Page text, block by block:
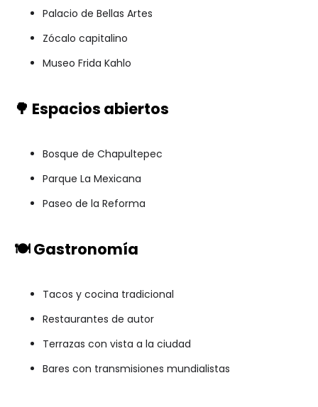
Palacio de Bellas Artes
Zócalo capitalino
Museo Frida Kahlo
🌳 Espacios abiertos
Bosque de Chapultepec
Parque La Mexicana
Paseo de la Reforma
🍽️ Gastronomía
Tacos y cocina tradicional
Restaurantes de autor
Terrazas con vista a la ciudad
Bares con transmisiones mundialistas